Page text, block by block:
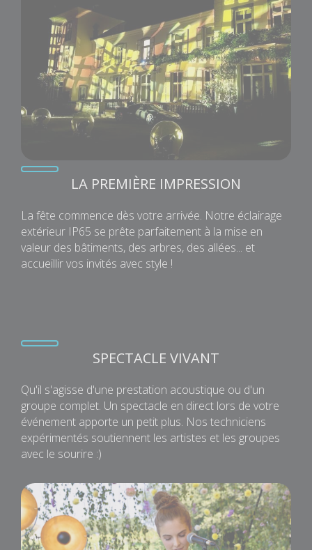
LA PREMIÈRE IMPRESSION
La fête commence dès votre arrivée. Notre éclairage
extérieur IP65 se prête parfaitement à la mise en
valeur des bâtiments, des arbres, des allées... et
accueillir vos invités avec style !
SPECTACLE VIVANT
Qu'il s'agisse d'une prestation acoustique ou d'un
groupe complet. Un spectacle en direct lors de votre
événement apporte un petit plus. Nos techniciens
expérimentés soutiennent les artistes et les groupes
avec le sourire :)